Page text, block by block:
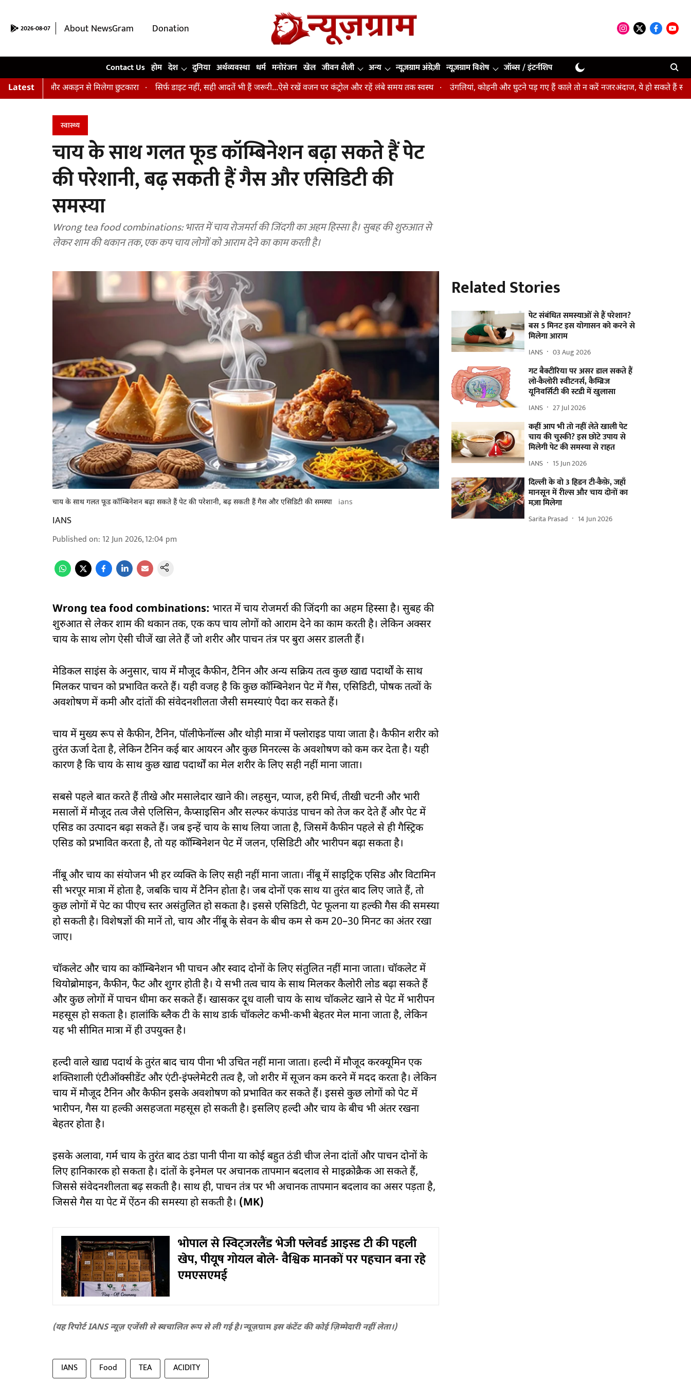
2026-08-07 About NewsGram
Donation
Contact Us होम देश दुनिया अर्थव्यवस्था धर्म मनोरंजन खेल जीवन शैली अन्य न्यूज़ग्राम अंग्रेज़ी न्यूज़ग्राम विशेष जॉब्स / इंटर्नशिप
Latest
और अकड़न से मिलेगा छुटकारा सिर्फ डाइट नहीं, सही आदतें भी हैं जरूरी...ऐसे रखें वजन पर कंट्रोल और रहें लंबे समय तक स्वस्थ उंगलियां, कोहनी और घुटने पड़ गए हैं काले तो न करें नजरअंदाज, ये हो सकते हैं संकेत
स्वास्थ्य
चाय के साथ गलत फूड कॉम्बिनेशन बढ़ा सकते हैं पेट
की परेशानी, बढ़ सकती हैं गैस और एसिडिटी की
समस्या
Wrong tea food combinations: भारत में चाय रोजमर्रा की जिंदगी का अहम हिस्सा है। सुबह की शुरुआत से
लेकर शाम की थकान तक, एक कप चाय लोगों को आराम देने का काम करती है।
चाय के साथ गलत फूड कॉम्बिनेशन बढ़ा सकते हैं पेट की परेशानी, बढ़ सकती हैं गैस और एसिडिटी की समस्या ians
IANS
Published on: 12 Jun 2026, 12:04 pm
Wrong tea food combinations: भारत में चाय रोजमर्रा की जिंदगी का अहम हिस्सा है। सुबह की
शुरुआत से लेकर शाम की थकान तक, एक कप चाय लोगों को आराम देने का काम करती है। लेकिन अक्सर
चाय के साथ लोग ऐसी चीजें खा लेते हैं जो शरीर और पाचन तंत्र पर बुरा असर डालती हैं।
मेडिकल साइंस के अनुसार, चाय में मौजूद कैफीन, टैनिन और अन्य सक्रिय तत्व कुछ खाद्य पदार्थों के साथ
मिलकर पाचन को प्रभावित करते हैं। यही वजह है कि कुछ कॉम्बिनेशन पेट में गैस, एसिडिटी, पोषक तत्वों के
अवशोषण में कमी और दांतों की संवेदनशीलता जैसी समस्याएं पैदा कर सकते हैं।
चाय में मुख्य रूप से कैफीन, टैनिन, पॉलीफेनॉल्स और थोड़ी मात्रा में फ्लोराइड पाया जाता है। कैफीन शरीर को
तुरंत ऊर्जा देता है, लेकिन टैनिन कई बार आयरन और कुछ मिनरल्स के अवशोषण को कम कर देता है। यही
कारण है कि चाय के साथ कुछ खाद्य पदार्थों का मेल शरीर के लिए सही नहीं माना जाता।
सबसे पहले बात करते हैं तीखे और मसालेदार खाने की। लहसुन, प्याज, हरी मिर्च, तीखी चटनी और भारी
मसालों में मौजूद तत्व जैसे एलिसिन, कैप्साइसिन और सल्फर कंपाउंड पाचन को तेज कर देते हैं और पेट में
एसिड का उत्पादन बढ़ा सकते हैं। जब इन्हें चाय के साथ लिया जाता है, जिसमें कैफीन पहले से ही गैस्ट्रिक
एसिड को प्रभावित करता है, तो यह कॉम्बिनेशन पेट में जलन, एसिडिटी और भारीपन बढ़ा सकता है।
नींबू और चाय का संयोजन भी हर व्यक्ति के लिए सही नहीं माना जाता। नींबू में साइट्रिक एसिड और विटामिन
सी भरपूर मात्रा में होता है, जबकि चाय में टैनिन होता है। जब दोनों एक साथ या तुरंत बाद लिए जाते हैं, तो
कुछ लोगों में पेट का पीएच स्तर असंतुलित हो सकता है। इससे एसिडिटी, पेट फूलना या हल्की गैस की समस्या
हो सकती है। विशेषज्ञों की मानें तो, चाय और नींबू के सेवन के बीच कम से कम 20–30 मिनट का अंतर रखा
जाए।
चॉकलेट और चाय का कॉम्बिनेशन भी पाचन और स्वाद दोनों के लिए संतुलित नहीं माना जाता। चॉकलेट में
थियोब्रोमाइन, कैफीन, फैट और शुगर होती है। ये सभी तत्व चाय के साथ मिलकर कैलोरी लोड बढ़ा सकते हैं
और कुछ लोगों में पाचन धीमा कर सकते हैं। खासकर दूध वाली चाय के साथ चॉकलेट खाने से पेट में भारीपन
महसूस हो सकता है। हालांकि ब्लैक टी के साथ डार्क चॉकलेट कभी-कभी बेहतर मेल माना जाता है, लेकिन
यह भी सीमित मात्रा में ही उपयुक्त है।
हल्दी वाले खाद्य पदार्थ के तुरंत बाद चाय पीना भी उचित नहीं माना जाता। हल्दी में मौजूद करक्यूमिन एक
शक्तिशाली एंटीऑक्सीडेंट और एंटी-इंफ्लेमेटरी तत्व है, जो शरीर में सूजन कम करने में मदद करता है। लेकिन
चाय में मौजूद टैनिन और कैफीन इसके अवशोषण को प्रभावित कर सकते हैं। इससे कुछ लोगों को पेट में
भारीपन, गैस या हल्की असहजता महसूस हो सकती है। इसलिए हल्दी और चाय के बीच भी अंतर रखना
बेहतर होता है।
इसके अलावा, गर्म चाय के तुरंत बाद ठंडा पानी पीना या कोई बहुत ठंडी चीज लेना दांतों और पाचन दोनों के
लिए हानिकारक हो सकता है। दांतों के इनेमल पर अचानक तापमान बदलाव से माइक्रोक्रैक आ सकते हैं,
जिससे संवेदनशीलता बढ़ सकती है। साथ ही, पाचन तंत्र पर भी अचानक तापमान बदलाव का असर पड़ता है,
जिससे गैस या पेट में ऐंठन की समस्या हो सकती है। (MK)
भोपाल से स्विट्जरलैंड भेजी फ्लेवर्ड आइस्ड टी की पहली
खेप, पीयूष गोयल बोले- वैश्विक मानकों पर पहचान बना रहे
एमएसएमई
(यह रिपोर्ट IANS न्यूज़ एजेंसी से स्वचालित रूप से ली गई है।न्यूज़ग्रामइस कंटेंट की कोई ज़िम्मेदारी नहीं लेता।)
IANS Food TEA ACIDITY
Related Stories
पेट संबंधित समस्याओं से हैं परेशान?
बस 5 मिनट इस योगासन को करने से
मिलेगा आराम
IANS 03 Aug 2026
गट बैक्टीरिया पर असर डाल सकते हैं
लो-कैलोरी स्वीटनर्स, कैम्ब्रिज
यूनिवर्सिटी की स्टडी में खुलासा
IANS 27 Jul 2026
कहीं आप भी तो नहीं लेते खाली पेट
चाय की चुस्की? इस छोटे उपाय से
मिलेगी पेट की समस्या से राहत
IANS 15 Jun 2026
दिल्ली के वो 3 हिडन टी-कैफ़े, जहाँ
मानसून में रील्स और चाय दोनों का
मज़ा मिलेगा
Sarita Prasad 14 Jun 2026